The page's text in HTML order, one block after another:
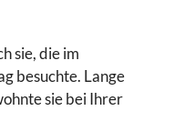
sie, die im
besuchte. Lange
sie bei Ihrer